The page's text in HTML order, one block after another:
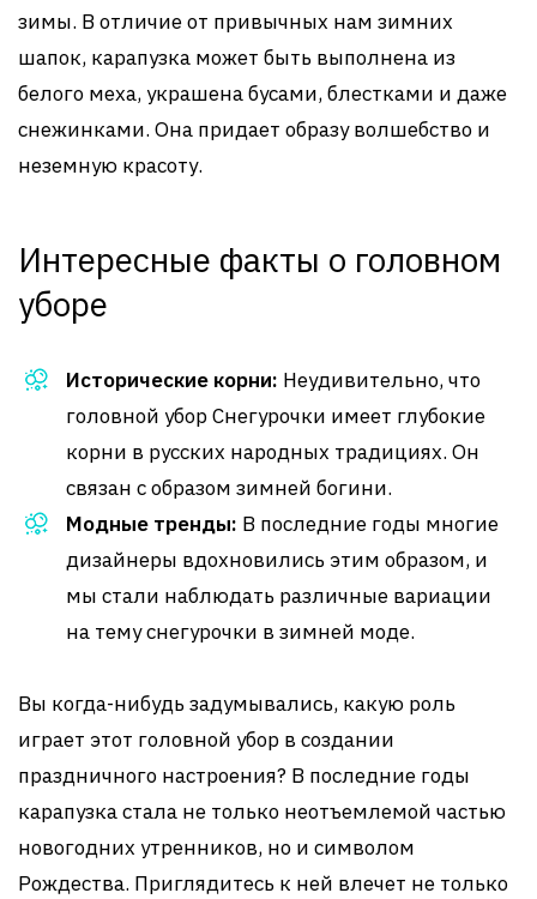
зимы. В отличие от привычных нам зимних
шапок, карапузка может быть выполнена из
белого меха, украшена бусами, блестками и даже
снежинками. Она придает образу волшебство и
неземную красоту.
Интересные факты о головном
уборе
Исторические корни: Неудивительно, что
головной убор Снегурочки имеет глубокие
корни в русских народных традициях. Он
связан с образом зимней богини.
Модные тренды: В последние годы многие
дизайнеры вдохновились этим образом, и
мы стали наблюдать различные вариации
на тему снегурочки в зимней моде.
Вы когда-нибудь задумывались, какую роль
играет этот головной убор в создании
праздничного настроения? В последние годы
карапузка стала не только неотъемлемой частью
новогодних утренников, но и символом
Рождества. Приглядитесь к ней влечет не только